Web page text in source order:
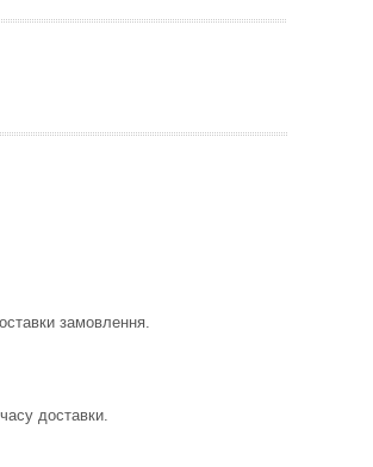
замовлення.
доставки.